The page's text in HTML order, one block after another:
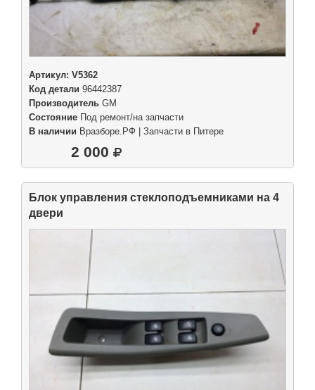
Артикул: V5362
Код детали 96442387
Производитель GM
Состояние Под ремонт/на запчасти
В наличии Вразборе.РФ | Запчасти в Питере
2 000
Блок управления стеклоподъемниками на 4
двери